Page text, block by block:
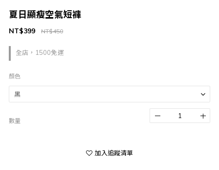
夏日顯瘦空氣短褲
全店，1500免運
NT$450
NT$399
顏色
數量
加入追蹤清單